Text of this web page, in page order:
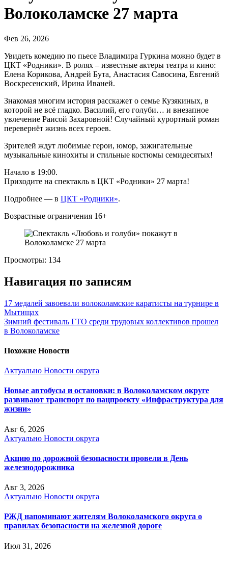
Волоколамске 27 марта
Фев 26, 2026
Увидеть комедию по пьесе Владимира Гуркина можно будет в
ЦКТ «Родники». В ролях – известные актеры театра и кино:
Елена Корикова, Андрей Бута, Анастасия Савосина, Евгений
Воскресенский, Ирина Иваней.
Знакомая многим история расскажет о семье Кузякиных, в
которой не всё гладко. Василий, его голуби… и внезапное
увлечение Раисой Захаровной! Случайный курортный роман
перевернёт жизнь всех героев.
Зрителей ждут любимые герои, юмор, зажигательные
музыкальные кинохиты и стильные костюмы семидесятых!
Начало в 19:00.
Приходите на спектакль в ЦКТ «Родники» 27 марта!
Подробнее — в ЦКТ «Родники».
Возрастные ограничения 16+
Просмотры: 134
Навигация по записям
17 медалей завоевали волоколамские каратисты на турнире в
Мытищах
Зимний фестиваль ГТО среди трудовых коллективов прошел
в Волоколамске
Похожие Новости
Актуально Новости округа
Новые автобусы и остановки: в Волоколамском округе
развивают транспорт по нацпроекту «Инфраструктура для
жизни»
Авг 6, 2026
Актуально Новости округа
Акцию по дорожной безопасности провели в День
железнодорожника
Авг 3, 2026
Актуально Новости округа
РЖД напоминают жителям Волоколамского округа о
правилах безопасности на железной дороге
Июл 31, 2026